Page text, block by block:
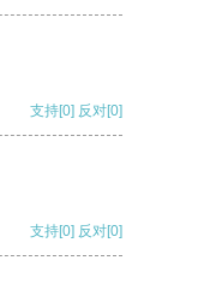
支持[0] 反对[0]
支持[0] 反对[0]